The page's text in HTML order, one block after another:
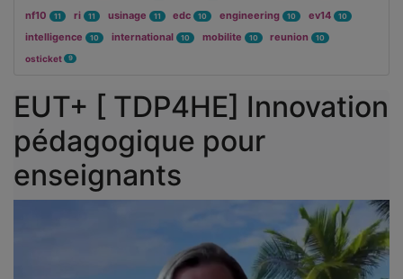
EUT+ [ TDP4HE] Innovation
pédagogique pour
enseignants
nf10 11 ri 11 usinage 11 edc 10 engineering 10 ev14 10
intelligence 10 international 10 mobilite 10 reunion 10
osticket 9